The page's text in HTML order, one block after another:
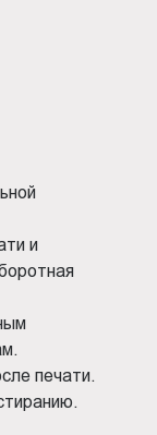
и
печати.